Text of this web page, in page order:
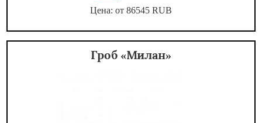
Цена: от 86545 RUB
Гроб «Милан»